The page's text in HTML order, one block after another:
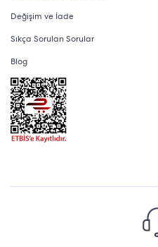
Değişim ve İade
Sıkça Sorulan Sorular
Blog